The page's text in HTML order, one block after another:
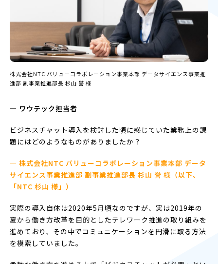
株式会社NTC バリューコラボレーション事業本部 データサイエンス事業推
進部 副事業推進部長 杉山 誉 様
― ワウテック担当者
ビジネスチャット導入を検討した頃に感じていた業務上の課
題にはどのようなものがありましたか？
— 株式会社NTC バリューコラボレーション事業本部 データ
サイエンス事業推進部 副事業推進部長 杉山 誉 様（以下、
「NTC 杉山 様」）
実際の導入自体は2020年5月頃なのですが、実は2019年の
夏から働き方改革を目的としたテレワーク推進の取り組みを
進めており、その中でコミュニケーションを円滑に取る方法
を模索していました。